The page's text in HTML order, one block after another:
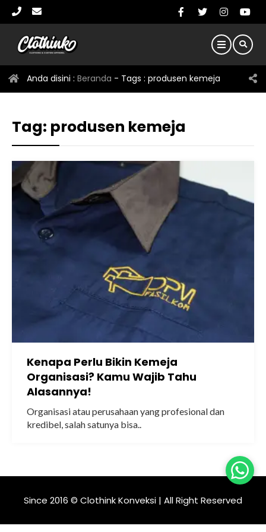
Anda disini : Beranda - Tags : produsen kemeja
Tag: produsen kemeja
Kenapa Perlu Bikin Kemeja
Organisasi? Kamu Wajib Tahu
Alasannya!
Organisasi atau perusahaan yang profesional dan
kredibel, salah satunya bisa..
Since 2016 © Clothink Konveksi | All Right Reserved